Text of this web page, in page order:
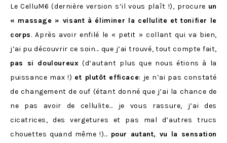
Le CelluM6 (dernière version s’il vous plaît !), procure un
« massage » visant à éliminer la cellulite et tonifier le
corps. Après avoir enfilé le « petit » collant qui va bien,
j’ai pu découvrir ce soin… que j’ai trouvé, tout compte fait,
pas si douloureux (d’autant plus que nous étions à la
puissance max !) et plutôt efficace: je n’ai pas constaté
de changement de ouf (étant donné que j’ai la chance de
ne pas avoir de cellulite… je vous rassure, j’ai des
cicatrices, des vergetures et pas mal d’autres trucs
chouettes quand même !)… pour autant, vu la sensation